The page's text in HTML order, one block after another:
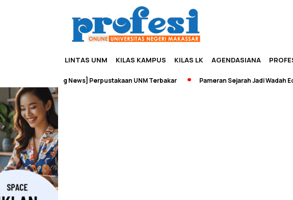
LINTAS UNM KILAS KAMPUS KILAS LK AGENDASIANA
[Breaking News] Perpustakaan UNM Terbakar Pameran Sejarah Jadi Wadah